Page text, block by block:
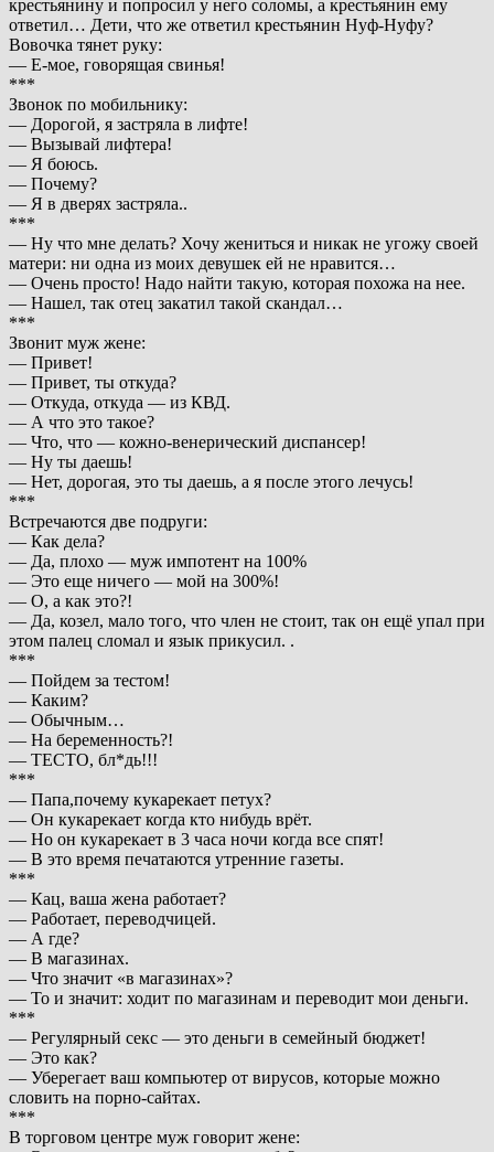
крестьянину и попросил у него соломы, а крестьянин ему
ответил… Дети, что же ответил крестьянин Нуф-Нуфу?
Вовочка тянет руку:
— Е-мое, говорящая свинья!
***
Звонок по мобильнику:
— Дорогой, я застряла в лифте!
— Вызывай лифтера!
— Я боюсь.
— Почему?
— Я в дверях застряла..
***
— Ну что мне делать? Хочу жениться и никак не угожу своей
матери: ни одна из моих девушек ей не нравится…
— Очень просто! Надо найти такую, которая похожа на нее.
— Нашел, так отец закатил такой скандал…
***
Звонит муж жене:
— Привет!
— Привет, ты откуда?
— Откуда, откуда — из КВД.
— А что это такое?
— Что, что — кожно-венерический диспансер!
— Ну ты даешь!
— Нет, дорогая, это ты даешь, а я после этого лечусь!
***
Встречаются две подруги:
— Как дела?
— Да, плохо — муж импотент на 100%
— Это еще ничего — мой на 300%!
— О, а как это?!
— Да, козел, мало того, что член не стоит, так он ещё упал при
этом палец сломал и язык прикусил. .
***
— Пойдем за тестом!
— Каким?
— Обычным…
— На беременность?!
— ТЕСТО, бл*дь!!!
***
— Папа,почему кукарекает петух?
— Он кукарекает когда кто нибудь врёт.
— Но он кукарекает в 3 часа ночи когда все спят!
— В это время печатаются утренние газеты.
***
— Кац, ваша жена работает?
— Работает, переводчицей.
— А где?
— В магазинах.
— Что значит «в магазинах»?
— То и значит: ходит по магазинам и переводит мои деньги.
***
— Регулярный секс — это деньги в семейный бюджет!
— Это как?
— Уберегает ваш компьютер от вирусов, которые можно
словить на порно-сайтах.
***
В торговом центре муж говорит жене: